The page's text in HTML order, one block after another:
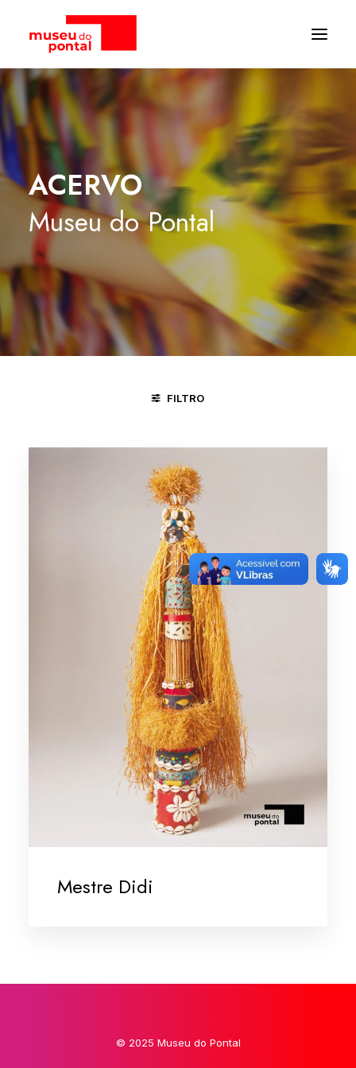
ACERVO
Museu do Pontal
FILTRO
Mestre Didi
© 2025 Museu do Pontal